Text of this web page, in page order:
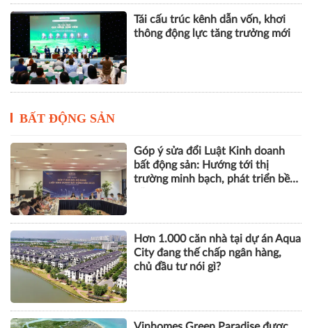
Tái cấu trúc kênh dẫn vốn, khơi
thông động lực tăng trưởng mới
BẤT ĐỘNG SẢN
Góp ý sửa đổi Luật Kinh doanh
bất động sản: Hướng tới thị
trường minh bạch, phát triển bền
Hơn 1.000 căn nhà tại dự án Aqua
City đang thế chấp ngân hàng,
chủ đầu tư nói gì?